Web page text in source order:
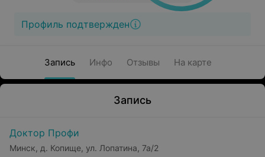
Профиль подтвержден
Запись Инфо Отзывы На карте
Запись
Доктор Профи
Минск, д. Копище, ул. Лопатина, 7а/2